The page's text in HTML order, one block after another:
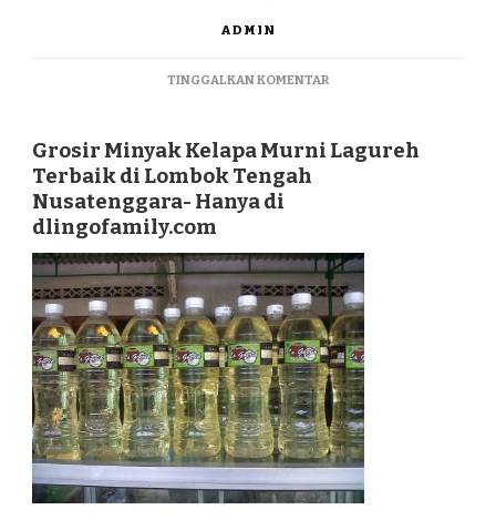
ADMIN
TINGGALKAN KOMENTARPADA
KELAPA
MURNI
TENGAH
NUSATENGGARA
Grosir Minyak Kelapa Murni Lagureh
Terbaik di Lombok Tengah
Nusatenggara- Hanya di
dlingofamily.com